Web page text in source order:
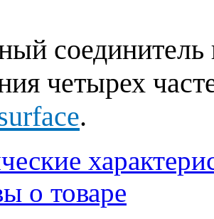
четырех
.
о товаре